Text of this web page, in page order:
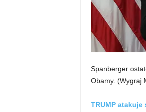
Spanberger
Obamy. (Wygraj
TRUMP